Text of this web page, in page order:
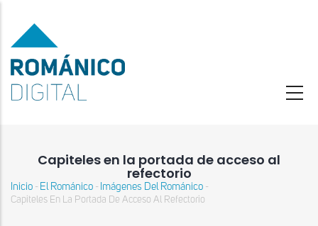
contenido
principal
Capiteles en la portada de acceso al
refectorio
Sobrescribir
Inicio - El Románico - Imágenes Del Románico -
Capiteles En La Portada De Acceso Al Refectorio